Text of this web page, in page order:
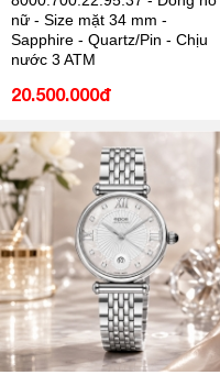
nữ - Size mặt 34 mm -
Sapphire - Quartz/Pin - Chịu
nước 3 ATM
20.500.000đ